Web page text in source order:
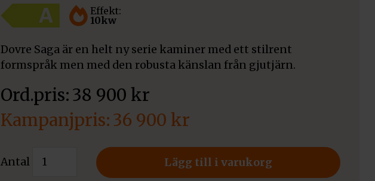
Effekt:
10kw
Dovre Saga är en helt ny serie kaminer med ett stilrent
formspråk men med den robusta känslan från gjutjärn.
38 900 kr
Det
ursprungliga
priset
36 900 kr
Antal
kamin
Lägg till i varukorg